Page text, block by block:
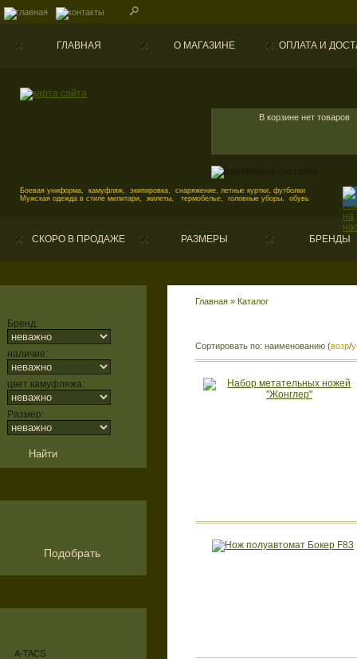
ГЛАВНАЯ О МАГАЗИНЕ ОПЛАТА И
В корзине нет товаров
Боевая униформа, камуфляж, экипировка, снаряжение, летные куртки, футболки
Мужская одежда в стиле милитари, жилеты, термобелье, головные уборы, обувь
СКОРО В ПРОДАЖЕ РАЗМЕРЫ БРЕНДЫ
Бренд:
наличие:
цвет камуфляжа:
Размер:
Подобрать
A-TACS
Главная » Каталог
Сортировать по: наименованию (возр/